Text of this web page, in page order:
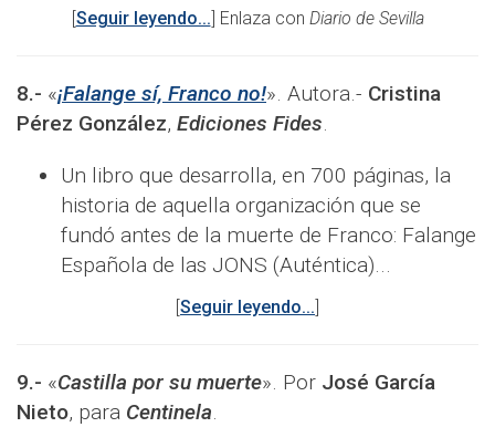
Seguir leyendo... ] Enlaza con Diario de Sevilla
8.- «¡Falange sí, Franco no!». Autora.- Cristina
Pérez González, Ediciones Fides.
Un libro que desarrolla, en 700 páginas, la
historia de aquella organización que se
fundó antes de la muerte de Franco: Falange
Española de las JONS (Auténtica)...
Seguir leyendo...
9.- «Castilla por su muerte». Por José García
Nieto, para Centinela.